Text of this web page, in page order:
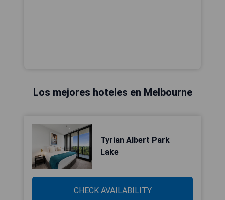
Los mejores hoteles en Melbourne
Tyrian Albert Park
Lake
CHECK AVAILABILITY